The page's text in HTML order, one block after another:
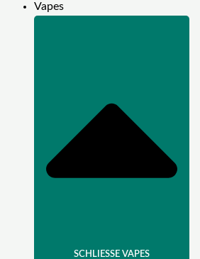
Vapes
SCHLIESSE VAPES